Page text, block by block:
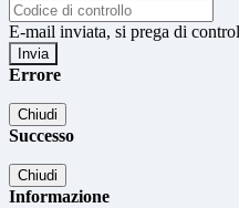
E-mail inviata, si prega di
Errore
Chiudi
Successo
Chiudi
Informazione